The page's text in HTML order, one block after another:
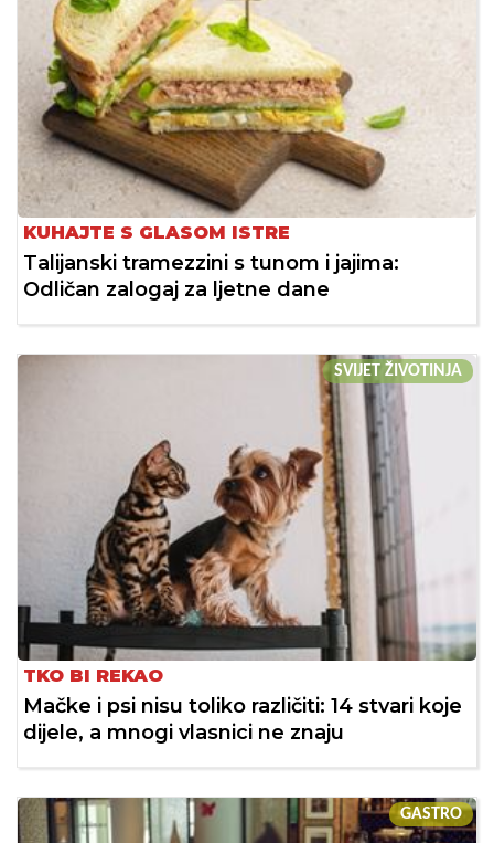
KUHAJTE S GLASOM ISTRE
Talijanski tramezzini s tunom i jajima:
Odličan zalogaj za ljetne dane
SVIJET ŽIVOTINJA
TKO BI REKAO
Mačke i psi nisu toliko različiti: 14 stvari koje
dijele, a mnogi vlasnici ne znaju
GASTRO